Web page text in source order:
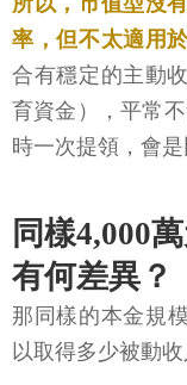
率，但不太適用
合有穩定的主動
育資金），平常
時一次提領，會是
同樣4,000
有何差異？
那同樣的本金規
以取得多少被動收